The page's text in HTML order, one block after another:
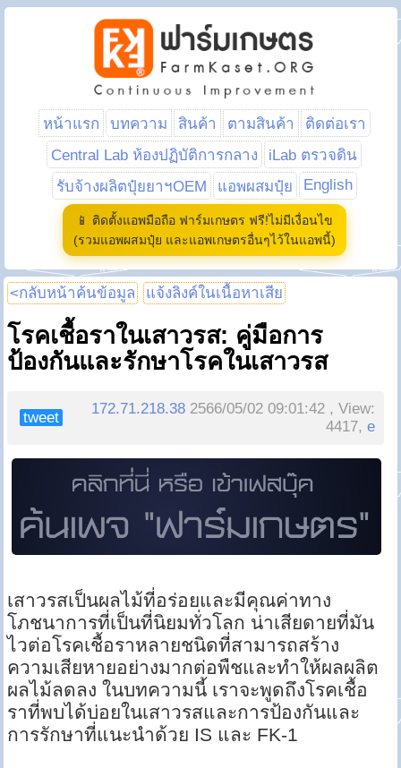
หน้าแรก บทความ สินค้า ตามสินค้า
ติดต่อเรา
Central Lab ห้องปฏิบัติการกลาง
iLab ตรวจดิน
รับจ้างผลิตปุ๋ยยาฯOEM
แอพผสมปุ๋ย English
📱 ติดตั้งแอพมือถือ ฟาร์มเกษตร ฟรี!ไม่มีเงื่อนไข
(รวมแอพผสมปุ๋ย และแอพเกษตรอื่นๆไว้ในแอพนี้)
<กลับหน้าค้นข้อมูล แจ้งลิงค์ในเนื้อหาเสีย
โรคเชื้อราในเสาวรส: คู่มือการ
ป้องกันและรักษาโรคในเสาวรส
tweet
172.71.218.38 2566/05/02 09:01:42 , View:
4417,e
เสาวรสเป็นผลไม้ที่อร่อยและมีคุณค่าทาง
โภชนาการที่เป็นที่นิยมทั่วโลก น่าเสียดายที่มัน
ไวต่อโรคเชื้อราหลายชนิดที่สามารถสร้าง
ความเสียหายอย่างมากต่อพืชและทำให้ผลผลิต
ผลไม้ลดลง ในบทความนี้ เราจะพูดถึงโรคเชื้อ
ราที่พบได้บ่อยในเสาวรสและการป้องกันและ
การรักษาที่แนะนำด้วย IS และ FK-1